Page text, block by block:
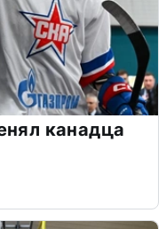
канадца